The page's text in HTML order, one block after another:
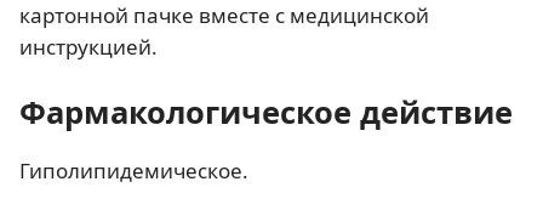
картонной пачке вместе с медицинской
инструкцией.
Фармакологическое действие
Гиполипидемическое.